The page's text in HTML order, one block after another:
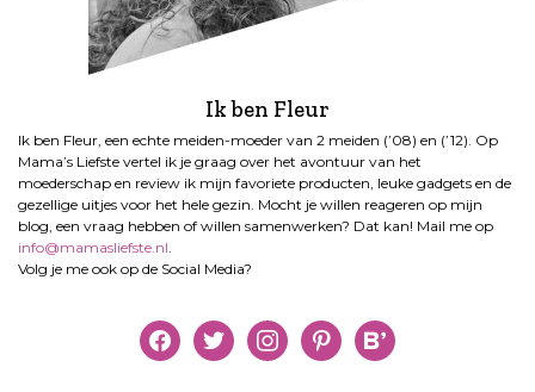
Ik ben Fleur
Ik ben Fleur, een echte meiden-moeder van 2 meiden (’08) en (’12). Op
Mama’s Liefste vertel ik je graag over het avontuur van het
moederschap en review ik mijn favoriete producten, leuke gadgets en de
gezellige uitjes voor het hele gezin. Mocht je willen reageren op mijn
blog, een vraag hebben of willen samenwerken? Dat kan! Mail me op
info@mamasliefste.nl
Volg je me ook op de Social Media?
facebooktwitter instagrampinterestbloglovin